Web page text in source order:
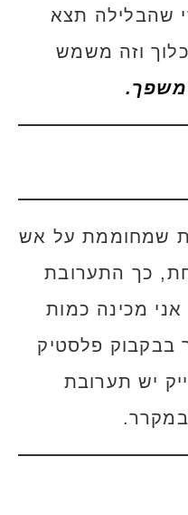
שהבלילה תצא
וזה משמש
משפך.
שמחוממת על אש
כך התערובת
מכינה כמות
פלסטיק
יש תערובת